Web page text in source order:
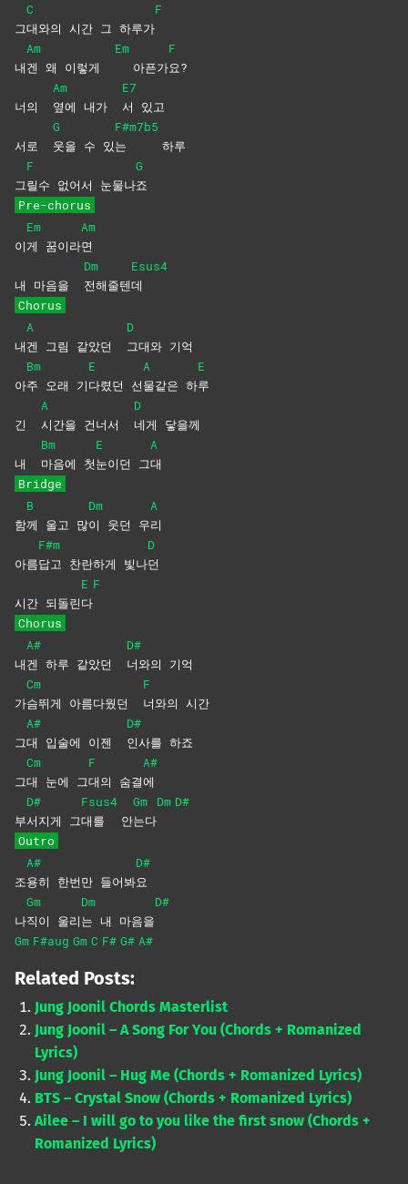
그
C
대와의 시간 그 하루가
F
내
Am
겐 왜 이렇게
Em
아픈가
F
요?
너의
Am
옆에 내가
E7
서 있고
서로
G
웃을 수 있
F#m7b5
는
하루
그
F
릴수 없어서 눈물나
G
죠
Pre-chorus
이
Em
게 꿈이라
Am
면
내 마음을
Dm
전해줄텐
Esus4
데
Chorus
내
A
겐 그림 같았던
D
그대와 기억
아
Bm
주 오래 기
E
다렸던 선
A
물같은 하
E
루
긴
A
시간을 건너서
D
네게 닿을께
내
Bm
마음에 첫
E
눈이던 그
A
대
Bridge
함
B
께 울고 많
Dm
이 웃던 우
A
리
아름
F#m
답고 찬란하게 빛나
D
던
시간 되돌린
E
다
F
Chorus
내
A#
겐 하루 같았던
D#
너와의 기억
가
Cm
슴뛰게 아름다웠던
F
너와의 시간
그
A#
대 입술에 이젠
D#
인사를 하죠
그
Cm
대 눈에 그
F
대의 숨결
A#
에
부
D#
서지게 그
Fsus4
대를
안
Gm
는다
Dm D#
Outro
조
A#
용히 한번만 들어봐
D#
요
나
Gm
직이 울리
Dm
는 내 마음을
D#
Gm F#aug Gm C F# G# A#
Related Posts:
Jung Joonil Chords Masterlist
Jung Joonil – A Song For You (Chords + Romanized
Lyrics)
Jung Joonil – Hug Me (Chords + Romanized Lyrics)
BTS – Crystal Snow (Chords + Romanized Lyrics)
Ailee – I will go to you like the first snow (Chords +
Romanized Lyrics)